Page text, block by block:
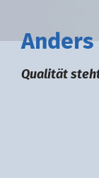
Anders
Qualität